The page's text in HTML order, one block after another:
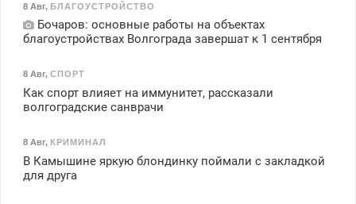
8 Авг, БЛАГОУСТРОЙСТВО
Бочаров: основные работы на объектах
благоустройствах Волгограда завершат к 1 сентября
8 Авг, СПОРТ
Как спорт влияет на иммунитет, рассказали
волгоградские санврачи
8 Авг, КРИМИНАЛ
В Камышине яркую блондинку поймали с закладкой
для друга